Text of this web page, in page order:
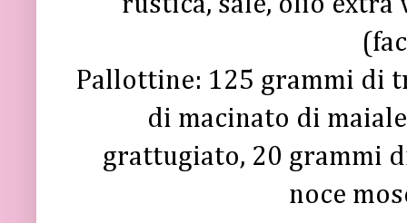
Pallottine: 125 grammi di
di macinato di
grattugiato, 20 grammi
noce